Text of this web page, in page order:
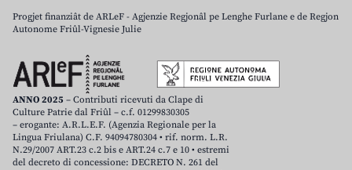
Progjet finanziât de ARLeF - Agjenzie Regjonâl pe Lenghe Furlane e de Regjon
Autonome Friûl-Vignesie Julie
ANNO 2025 – Contributi ricevuti da Clape di
Culture Patrie dal Friûl – c.f. 01299830305
– erogante: A.R.L.E.F. (Agenzia Regionale per la
Lingua Friulana) C.F. 94094780304 • rif. norm. L.R.
N.29/2007 ART.23 c.2 bis e ART.24 c.7 e 10 • estremi
del decreto di concessione: DECRETO N. 261 del